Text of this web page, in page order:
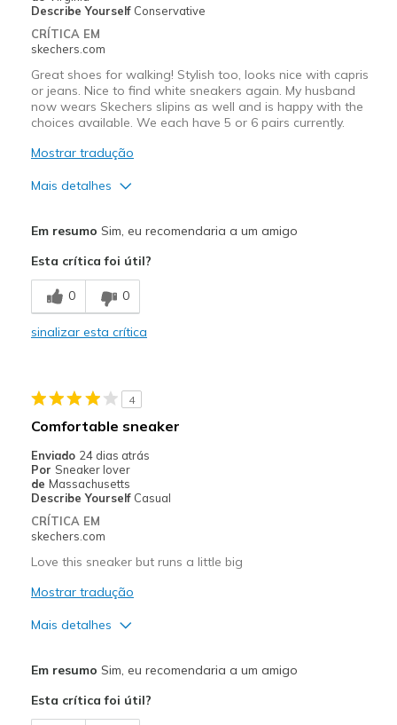
Describe Yourself Conservative
CRÍTICA EM
skechers.com
Great shoes for walking! Stylish too, looks nice with capris
or jeans. Nice to find white sneakers again. My husband
now wears Skechers slipins as well and is happy with the
choices available. We each have 5 or 6 pairs currently.
Mostrar tradução
Mais detalhes
Breathe Well
Comfortable
Melhores utilizações
Casual Wear
Going Out
Travel
Width
Em resumo Sim, eu recomendaria a um amigo
Esta crítica foi útil?
0 0
sinalizar esta crítica
4
Comfortable sneaker
Enviado 24 dias atrás
Por Sneaker lover
de Massachusetts
Describe Yourself Casual
CRÍTICA EM
skechers.com
Love this sneaker but runs a little big
Mostrar tradução
Mais detalhes
Comfortable
Em resumo Sim, eu recomendaria a um amigo
Esta crítica foi útil?